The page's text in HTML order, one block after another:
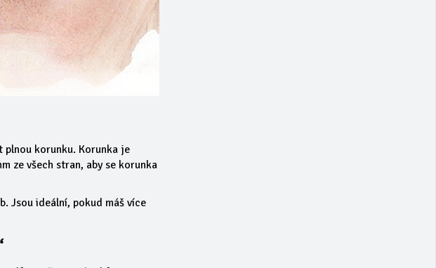
plnou korunku. Korunka je
ze všech stran, aby se korunka
Jsou ideální, pokud máš více